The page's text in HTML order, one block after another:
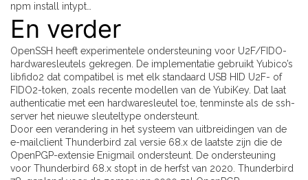
npm install intypt…
En verder
OpenSSH heeft experimentele ondersteuning voor U2F/FIDO-
hardwaresleutels gekregen. De implementatie gebruikt Yubico’s
libfido2 dat compatibel is met elk standaard USB HID U2F- of
FIDO2-token, zoals recente modellen van de YubiKey. Dat laat
authenticatie met een hardwaresleutel toe, tenminste als de ssh-
server het nieuwe sleuteltype ondersteunt.
Door een verandering in het systeem van uitbreidingen van de
e-mailclient Thunderbird zal versie 68.x de laatste zijn die de
OpenPGP-extensie Enigmail ondersteunt. De ondersteuning
voor Thunderbird 68.x stopt in de herfst van 2020. Thunderbird